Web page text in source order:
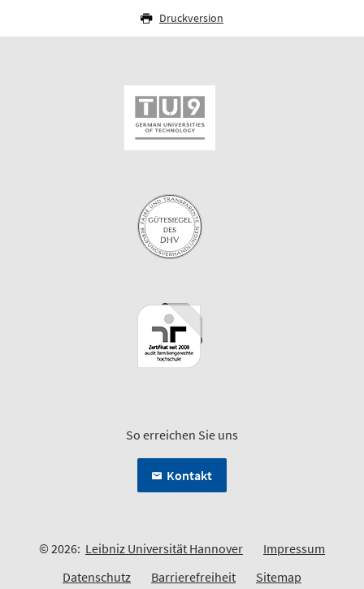
Druckversion
So erreichen Sie uns
Kontakt
© 2026: Leibniz Universität Hannover
Impressum
Datenschutz
Barrierefreiheit Sitemap